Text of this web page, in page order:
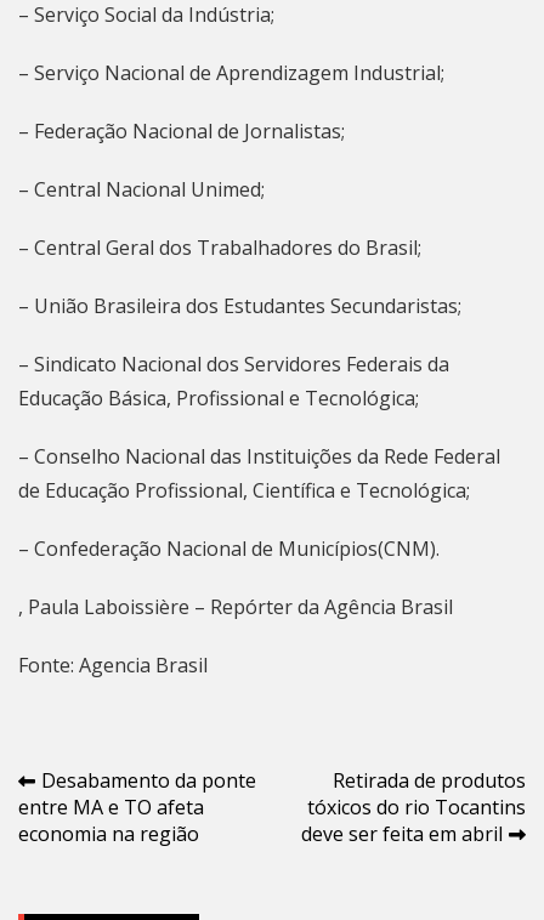
– Serviço Social da Indústria;
– Serviço Nacional de Aprendizagem Industrial;
– Federação Nacional de Jornalistas;
– Central Nacional Unimed;
– Central Geral dos Trabalhadores do Brasil;
– União Brasileira dos Estudantes Secundaristas;
– Sindicato Nacional dos Servidores Federais da
Educação Básica, Profissional e Tecnológica;
– Conselho Nacional das Instituições da Rede Federal
de Educação Profissional, Científica e Tecnológica;
– ⁠Confederação Nacional de Municípios(CNM).
, Paula Laboissière – Repórter da Agência Brasil
Fonte: Agencia Brasil
Navegação
de
Desabamento da ponte
entre MA e TO afeta
economia na região
Retirada de produtos
tóxicos do rio Tocantins
deve ser feita em abril